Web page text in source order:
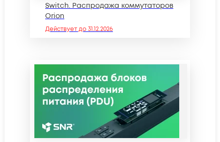
Switch. Распродажа коммутаторов
Orion
Действует до31.12.2026